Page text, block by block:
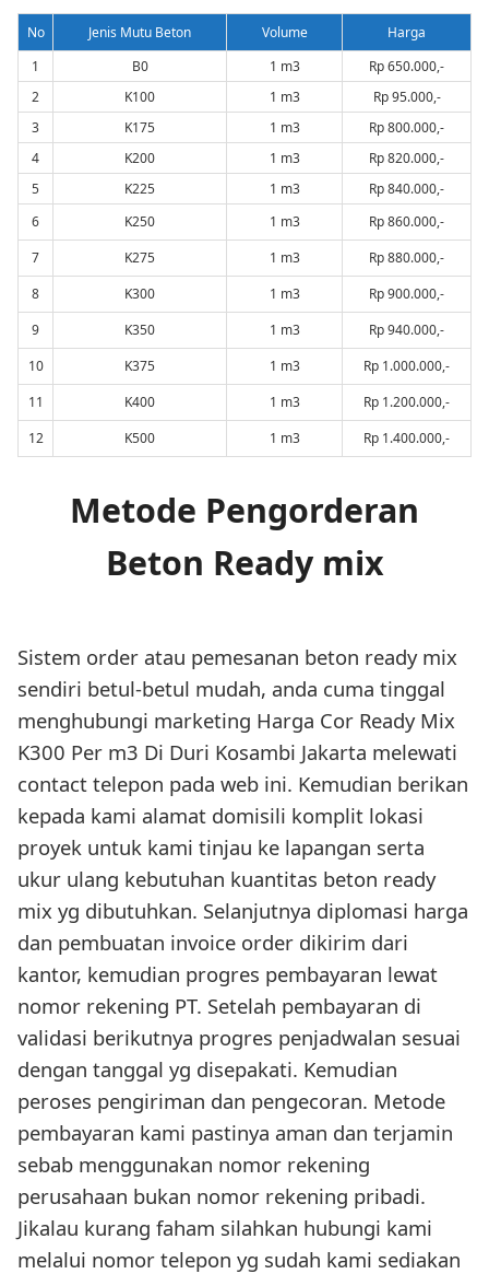
No Jenis Mutu Beton Volume
Harga
1
B0 1 m3
Rp 650.000,-
2
K100 1 m3
Rp 95.000,-
3
K175 1 m3
Rp 800.000,-
4
K200 1 m3
Rp 820.000,-
5
K225 1 m3
Rp 840.000,-
6
K250 1 m3
Rp 860.000,-
7
K275 1 m3
Rp 880.000,-
8
K300 1 m3
Rp 900.000,-
9
K350 1 m3
Rp 940.000,-
10
K375 1 m3
Rp 1.000.000,-
11
K400 1 m3
Rp 1.200.000,-
12
K500 1 m3 Rp 1.400.000,-
Metode Pengorderan
Beton Ready mix
Sistem order atau pemesanan beton ready mix
sendiri betul-betul mudah, anda cuma tinggal
menghubungi marketing Harga Cor Ready Mix
K300 Per m3 Di Duri Kosambi Jakarta melewati
contact telepon pada web ini. Kemudian berikan
kepada kami alamat domisili komplit lokasi
proyek untuk kami tinjau ke lapangan serta
ukur ulang kebutuhan kuantitas beton ready
mix yg dibutuhkan. Selanjutnya diplomasi harga
dan pembuatan invoice order dikirim dari
kantor, kemudian progres pembayaran lewat
nomor rekening PT. Setelah pembayaran di
validasi berikutnya progres penjadwalan sesuai
dengan tanggal yg disepakati. Kemudian
peroses pengiriman dan pengecoran. Metode
pembayaran kami pastinya aman dan terjamin
sebab menggunakan nomor rekening
perusahaan bukan nomor rekening pribadi.
Jikalau kurang faham silahkan hubungi kami
melalui nomor telepon yg sudah kami sediakan